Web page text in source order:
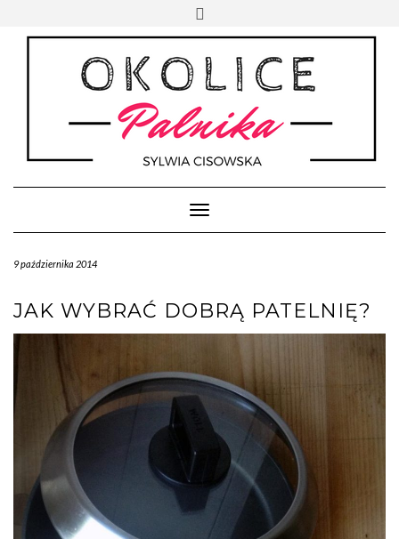
content
Toggle Navigation
9 października 2014
JAK WYBRAĆ DOBRĄ PATELNIĘ?